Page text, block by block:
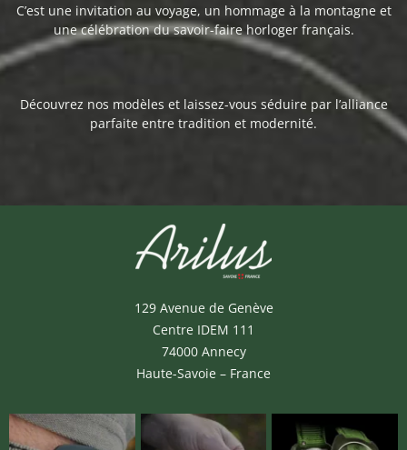
C’est une invitation au voyage, un hommage à la montagne et
une célébration du savoir-faire horloger français.
Découvrez nos modèles et laissez-vous séduire par l’alliance
parfaite entre tradition et modernité.
129 Avenue de Genève
Centre IDEM 111
74000 Annecy
Haute-Savoie – France